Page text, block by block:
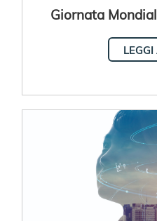
Giornata